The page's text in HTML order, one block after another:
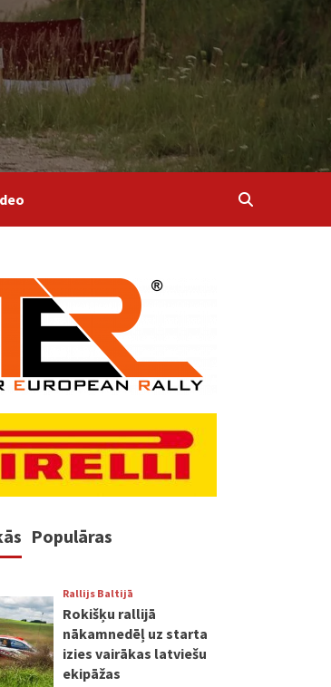
Populāras
Rallijs Baltijā
Rokišķu rallijā
nākamnedēļ uz starta
izies vairākas latviešu
ekipāžas